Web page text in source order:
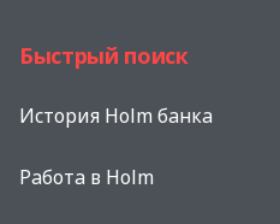
Быстрый поиск
История Holm банка
Работа в Holm